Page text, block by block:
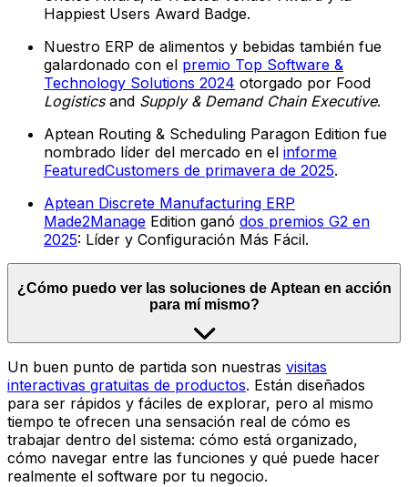
Happiest Users Award Badge.
Nuestro ERP de alimentos y bebidas también fue
galardonado con el premio Top Software &
Technology Solutions 2024 otorgado por Food
Logisticsand Supply & Demand Chain Executive.
Aptean Routing & Scheduling Paragon Edition fue
nombrado líder del mercado en el informe
FeaturedCustomers de primavera de 2025.
Aptean Discrete Manufacturing ERP
Made2Manage Edition ganó dos premios G2 en
2025: Líder y Configuración Más Fácil.
¿Cómo puedo ver las soluciones de Aptean en acción
para mí mismo?
Un buen punto de partida son nuestras visitas
interactivas gratuitas de productos. Están diseñados
para ser rápidos y fáciles de explorar, pero al mismo
tiempo te ofrecen una sensación real de cómo es
trabajar dentro del sistema: cómo está organizado,
cómo navegar entre las funciones y qué puede hacer
realmente el software por tu negocio.